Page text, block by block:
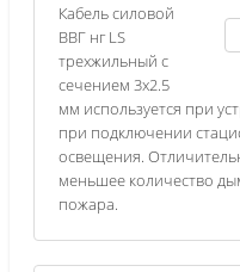
Кабель силовой
ВВГ нг LS
трехжильный с
сечением 3х2.5
мм используется при
при подключении
освещения.
меньшее количество
пожара.